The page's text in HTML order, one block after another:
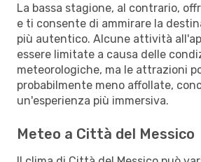
La bassa stagione, al contrario,
e ti consente di ammirare la
più autentico. Alcune attività
essere limitate a causa delle
meteorologiche, ma le attrazioni
probabilmente meno affollate,
un'esperienza più immersiva.
Meteo a Città del Messico